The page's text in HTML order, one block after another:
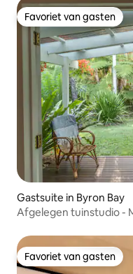
Favoriet van gasten
Favoriet van gasten
Gastsuite in Byron Bay
Afgelegen tuinstudio -
Favoriet van gasten
Favoriet van gasten